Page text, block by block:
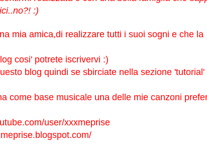
:)
mia amica,di realizzare tutti i suoi sogni e che la
cosi' potrete iscrivervi :)
blog quindi se sbirciate nella sezione 'tutorial'
come base musicale una delle mie canzoni
user/xxxmeprise